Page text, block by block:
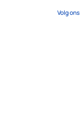
Volg ons